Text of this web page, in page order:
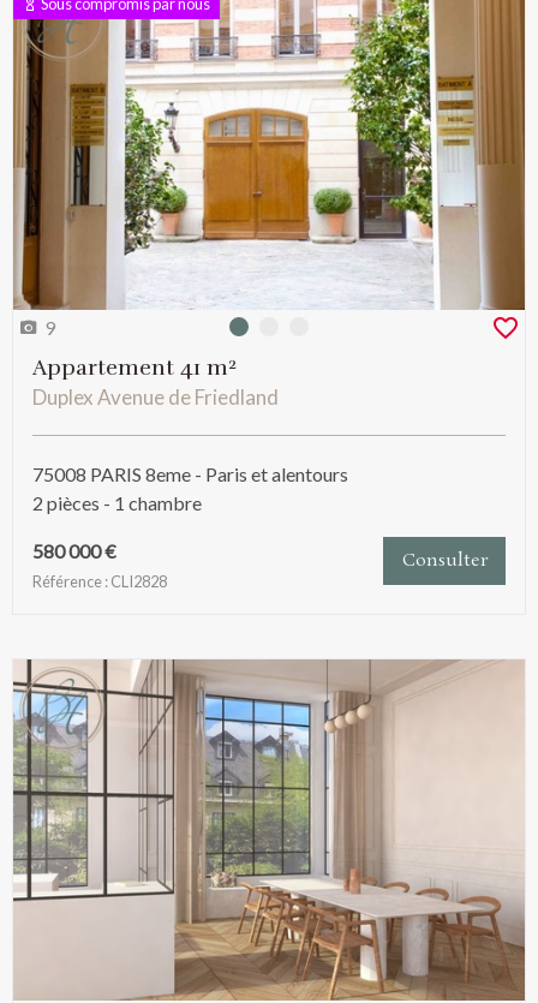
Sous compromis par nous
9 Photo 0
Appartement 41 m²
Duplex Avenue de Friedland
75008 PARIS 8eme - Paris et alentours
2 pièces - 1 chambre
580 000 €
Référence : CLI2828
Consulter